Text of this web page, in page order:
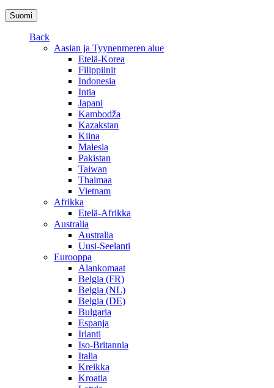
Suomi
Back
Aasian ja Tyynenmeren alue
Etelä-Korea
Filippiinit
Indonesia
Intia
Japani
Kambodža
Kazakstan
Kiina
Malesia
Pakistan
Taiwan
Thaimaa
Vietnam
Afrikka
Etelä-Afrikka
Australia
Australia
Uusi-Seelanti
Eurooppa
Alankomaat
Belgia (FR)
Belgia (NL)
Belgia (DE)
Bulgaria
Espanja
Irlanti
Iso-Britannia
Italia
Kreikka
Kroatia